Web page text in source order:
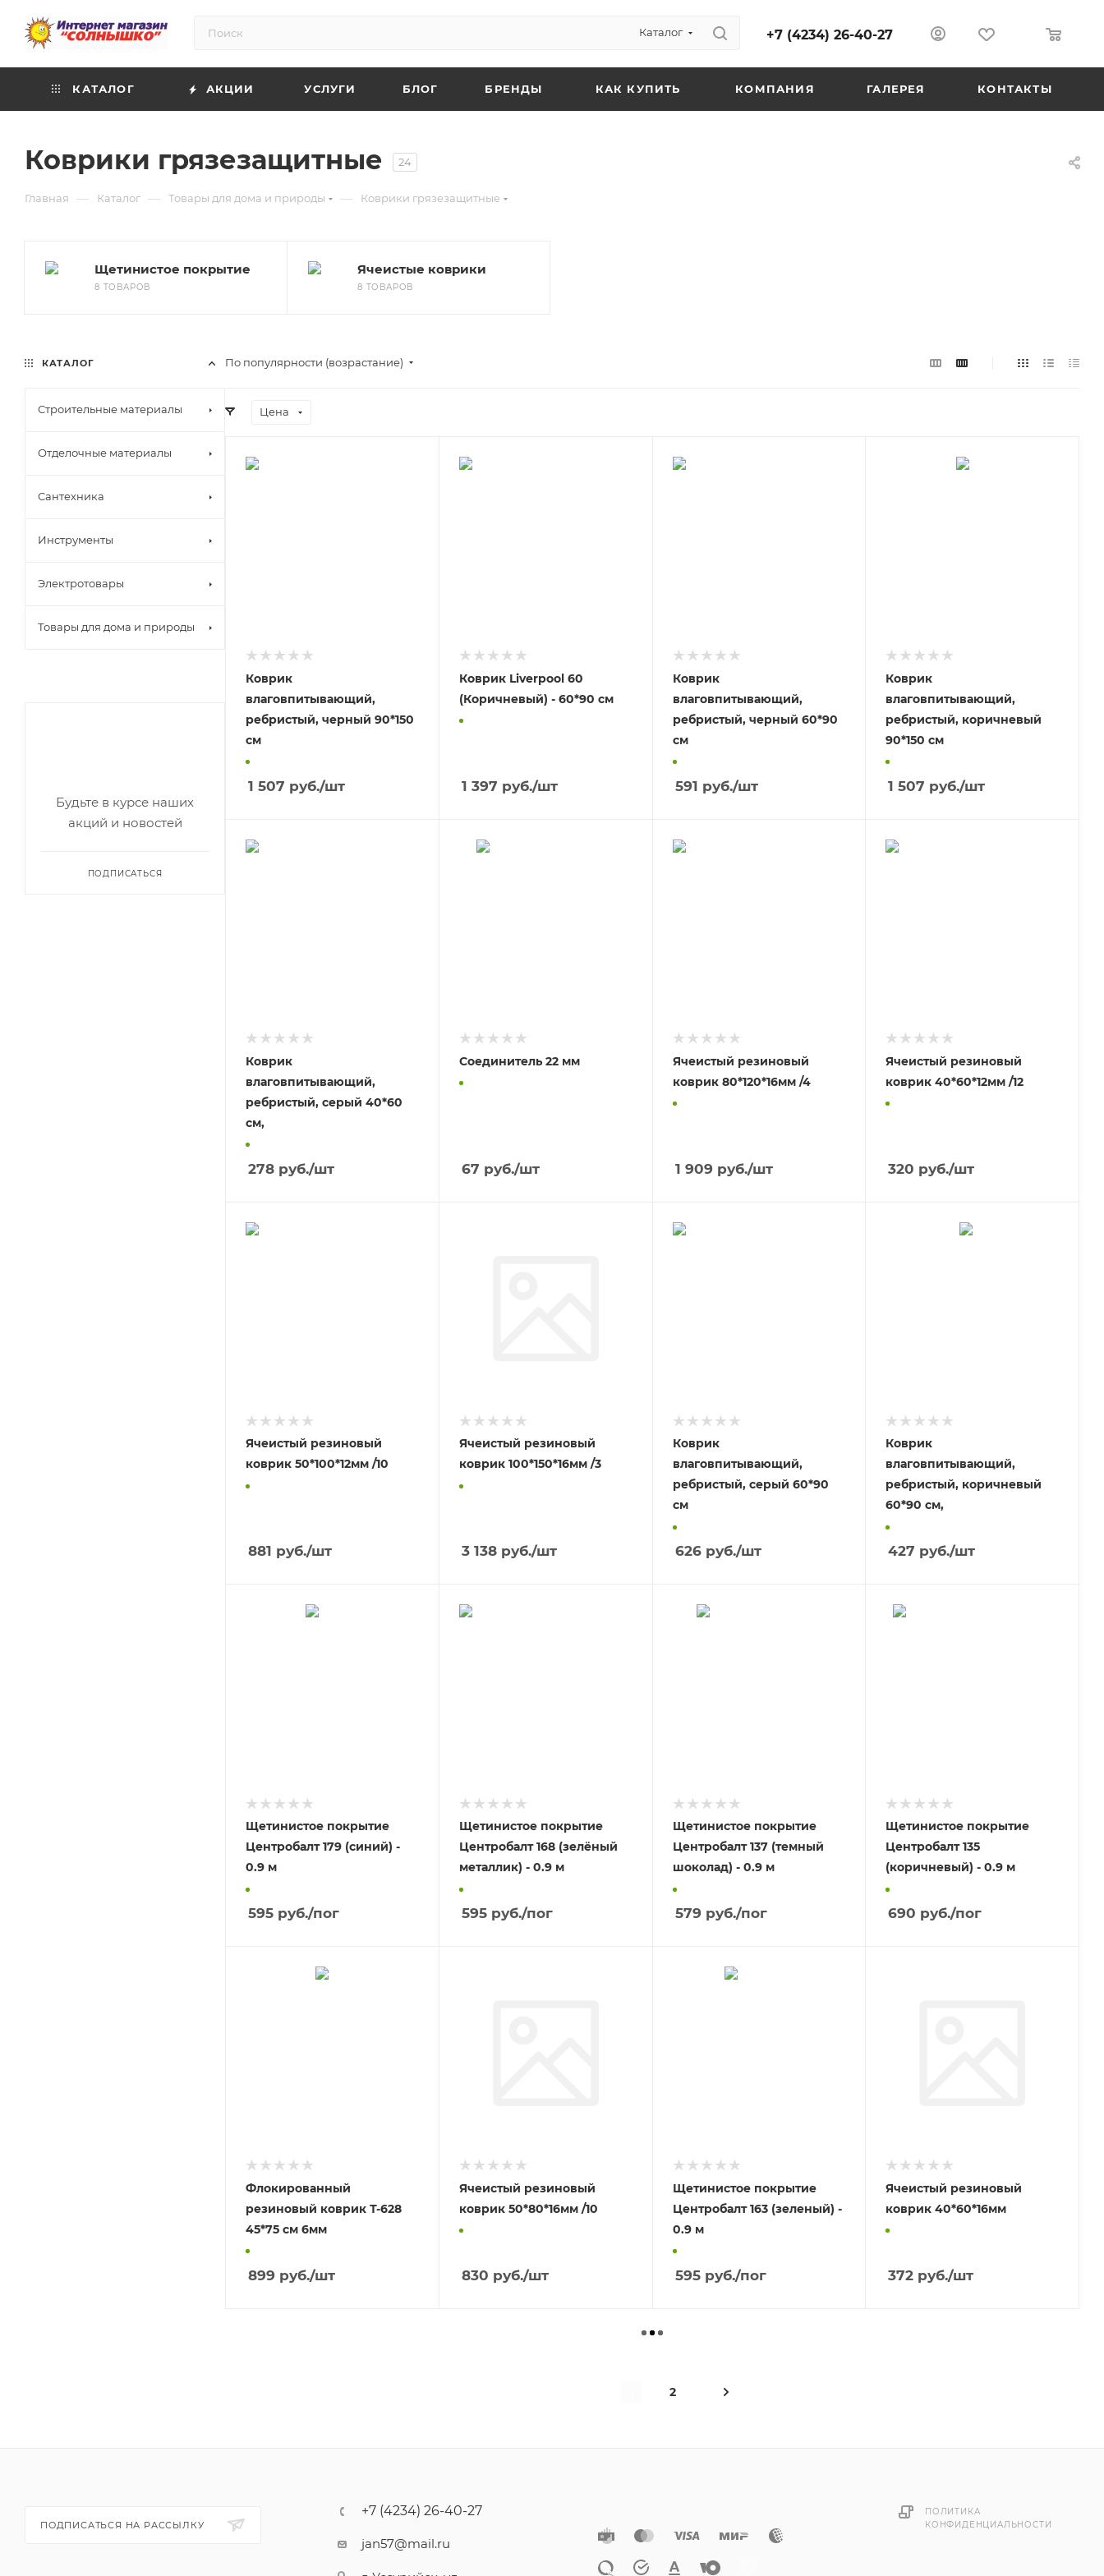
Каталог +7 (4234) 26-40-27
КАТАЛОГ АКЦИИ УСЛУГИ БЛОГ БРЕНДЫ КАК КУПИТЬ КОМПАНИЯ ГАЛЕРЕЯ КОНТАКТЫ
Коврики грязезащитные 24
Главная — Каталог — Товары для дома и природы — Коврики грязезащитные
Щетинистое покрытие
8 ТОВАРОВ
Ячеистые коврики
8 ТОВАРОВ
По популярности (возрастание)
Цена
Коврик
влаговпитывающий,
ребристый, черный 90*150
см
1 507 руб./шт
Коврик Liverpool 60
(Коричневый) - 60*90 см
1 397 руб./шт
Коврик
влаговпитывающий,
ребристый, черный 60*90
см
591 руб./шт
Коврик
влаговпитывающий,
ребристый, коричневый
90*150 см
1 507 руб./шт
Коврик
влаговпитывающий,
ребристый, серый 40*60
см,
278 руб./шт
Соединитель 22 мм
67 руб./шт
Ячеистый резиновый
коврик 80*120*16мм /4
1 909 руб./шт
Ячеистый резиновый
коврик 40*60*12мм /12
320 руб./шт
Ячеистый резиновый
коврик 50*100*12мм /10
881 руб./шт
Ячеистый резиновый
коврик 100*150*16мм /3
3 138руб./шт
Коврик
влаговпитывающий,
ребристый, серый 60*90
см
626руб./шт
Коврик
влаговпитывающий,
ребристый, коричневый
60*90 см,
427 руб./шт
Щетинистое покрытие
Центробалт 179 (синий) -
0.9 м
595 руб./пог
Щетинистое покрытие
Центробалт 168 (зелёный
металлик) - 0.9 м
595руб./пог
Щетинистое покрытие
Центробалт 137 (темный
шоколад) - 0.9 м
579 руб./пог
Щетинистое покрытие
Центробалт 135
(коричневый) - 0.9 м
690 руб./пог
Флокированный
резиновый коврик Т-628
45*75 см 6мм
899 руб./шт
Ячеистый резиновый
коврик 50*80*16мм /10
830 руб./шт
Щетинистое покрытие
Центробалт 163 (зеленый) -
0.9 м
595руб./пог
Ячеистый резиновый
коврик 40*60*16мм
372 руб./шт
2
КАТАЛОГ
Строительные материалы
Отделочные материалы
Сантехника
Инструменты
Электротовары
Товары для дома и природы
Будьте в курсе наших
акций и новостей
ПОДПИСАТЬСЯ
ПОДПИСАТЬСЯ НА РАССЫЛКУ
+7 (4234) 26-40-27
jan57@mail.ru
ПОЛИТИКА
КОНФИДЕНЦИАЛЬНОСТИ